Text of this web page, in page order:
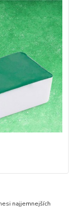
najjemnejších